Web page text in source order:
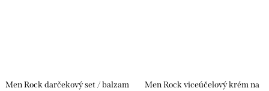
Men Rock darčekový set / balzam Men Rock viceúčelový krém na